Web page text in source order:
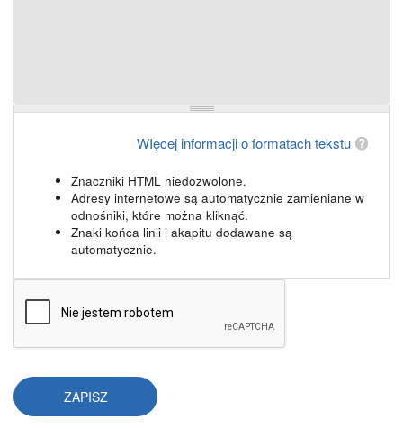
WIęcej informacji o formatach tekstu
Znaczniki HTML niedozwolone.
Adresy internetowe są automatycznie zamieniane w
odnośniki, które można kliknąć.
Znaki końca linii i akapitu dodawane są
automatycznie.